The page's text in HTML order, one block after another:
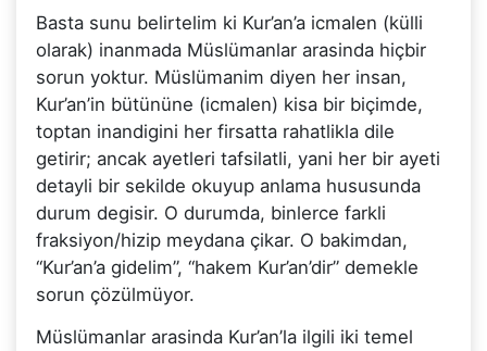
Basta sunu belirtelim ki Kur’an’a icmalen (külli
olarak) inanmada Müslümanlar arasinda hiçbir
sorun yoktur. Müslümanim diyen her insan,
Kur’an’in bütününe (icmalen) kisa bir biçimde,
toptan inandigini her firsatta rahatlikla dile
getirir; ancak ayetleri tafsilatli, yani her bir ayeti
detayli bir sekilde okuyup anlama hususunda
durum degisir. O durumda, binlerce farkli
fraksiyon/hizip meydana çikar. O bakimdan,
“Kur’an’a gidelim”, “hakem Kur’an’dir” demekle
sorun çözülmüyor.
Müslümanlar arasinda Kur’an’la ilgili iki temel